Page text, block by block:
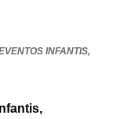
INFANTIS,